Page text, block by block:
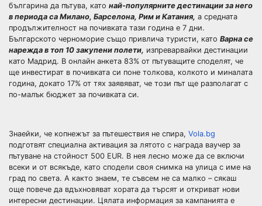
българина да пътува, като най-популярните дестинации за него
в периода са Милано, Барселона, Рим и Катания, а средната
продължителност на почивката тази година е 7 дни.
Българското черноморие също привлича туристи, като Варна се
нарежда в топ 10 закупени полети, изпреварвайки дестинации
като Мадрид. В онлайн анкета 83% от пътуващите споделят, че
ще инвестират в почивката си поне толкова, колкото и миналата
година, докато 17% от тях заявяват, че този път ще разполагат с
по-малък бюджет за почивката си.
Знаейки, че копнежът за пътешествия не спира, Vola.bg
подготвят специална активация за лятото с награда ваучер за
пътуване на стойност 500 EUR. В нея лесно може да се включи
всеки и от всякъде, като сподели своя снимка на улица с име на
град по света. А както знаем, те съвсем не са малко – сякаш
още повече да вдъхновяват хората да търсят и откриват нови
интересни дестинации. Цялата информация за кампанията е